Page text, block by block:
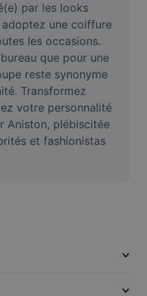
vidéo
par les looks
une coiffure
les occasions.
que pour une
reste synonyme
Transformez
votre personnalité
Aniston, plébiscitée
et fashionistas